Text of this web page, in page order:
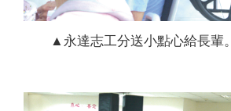
▲永達志工分送小點心給長輩。